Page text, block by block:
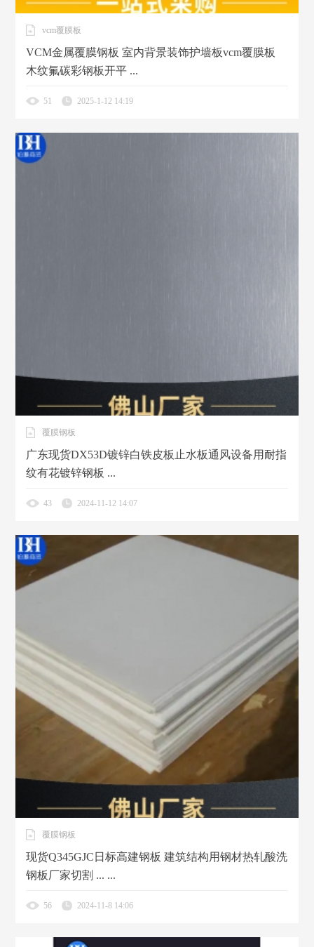
vcm覆膜板
VCM金属覆膜钢板 室内背景装饰护墙板vcm覆膜板
木纹氟碳彩钢板开平 ...
51 2025-1-12 14:19
覆膜钢板
广东现货DX53D镀锌白铁皮板止水板通风设备用耐指
纹有花镀锌钢板 ...
43 2024-11-12 14:07
覆膜钢板
现货Q345GJC日标高建钢板 建筑结构用钢材热轧酸洗
钢板厂家切割 ... ...
56 2024-11-8 14:06